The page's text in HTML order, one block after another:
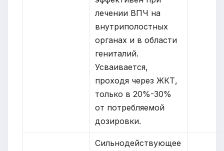
лечении ВПЧ на
внутриполостных
органах и в области
гениталий.
Усваивается,
проходя через ЖКТ,
только в 20%-30%
от потребляемой
дозировки.
Сильнодействующее